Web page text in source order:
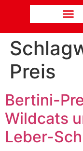
Preis
Bertini-
Wildcats
Leber-